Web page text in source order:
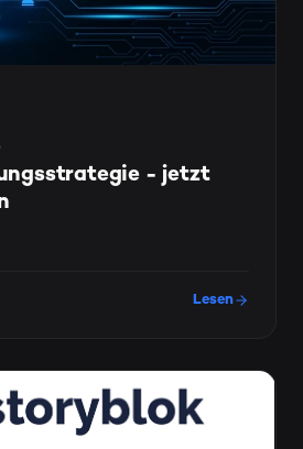
- jetzt
Lesen